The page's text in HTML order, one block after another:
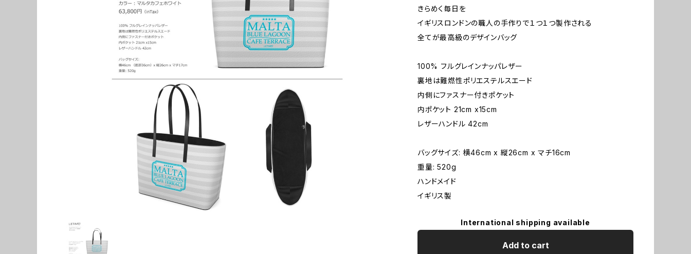
きらめく毎日を
イギリスロンドンの職人の手作りで１つ１つ製作される
全てが最高級のデザインバッグ
100% フルグレインナッパレザー
裏地は難燃性ポリエステルスエード
内側にファスナー付きポケット
内ポケット 21cm x15cm
レザーハンドル 42cm
バッグサイズ: 横46cm x 縦26cm x マチ16cm
重量: 520g
ハンドメイド
イギリス製
International shipping available
Add to cart